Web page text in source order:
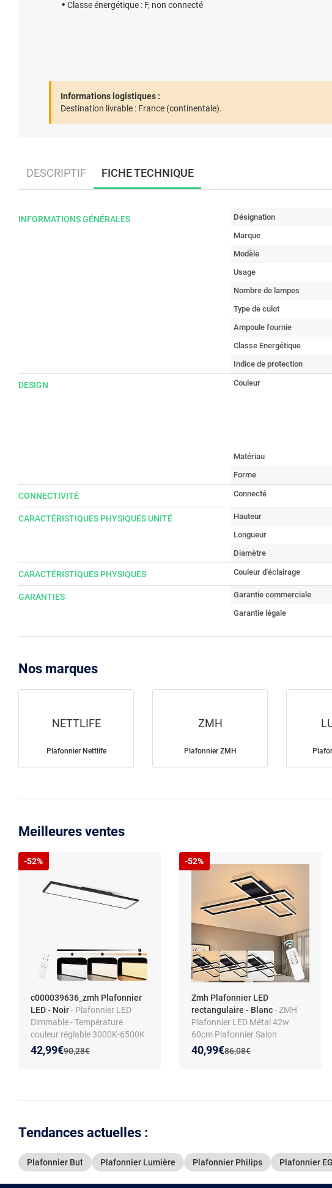
Classe énergétique : F, non connecté
Informations logistiques :
Destination livrable : France (continentale).
DESCRIPTIF FICHE TECHNIQUE
INFORMATIONS GÉNÉRALES Désignation
Marque
Modèle
Usage
Nombre de lampes
Type de culot
Ampoule fournie
Classe Energétique
Indice de protection
DESIGN Couleur
Matériau
Forme
CONNECTIVITÉ Connecté
CARACTÉRISTIQUES PHYSIQUES UNITÉ Hauteur
Longueur
Diamètre
CARACTÉRISTIQUES PHYSIQUES Couleur d'éclairage
GARANTIES Garantie commerciale
Garantie légale
Nos marques
NETTLIFE
Plafonnier Nettlife
ZMH
Plafonnier ZMH
Meilleures ventes
c000039636_zmh Plafonnier
LED - Noir- Plafonnier LED
Dimmable - Température
couleur réglable 3000K-6500K
- Aluminium et fer - 100 cm
Ancien prix :
90,28€
Nouveau prix :
42,99€
Réduction de :
-52%
Zmh Plafonnier LED
rectangulaire - Blanc- ZMH
Plafonnier LED Métal 42w
60cm Plafonnier Salon
Moderne Dimmable Avec
Télécommande Pour Cuisine
Ancien prix :
86,08€
Nouveau prix :
40,99€
Réduction de :
-52%
Tendances actuelles :
Plafonnier But Plafonnier Lumière Plafonnier Philips Plafonnier